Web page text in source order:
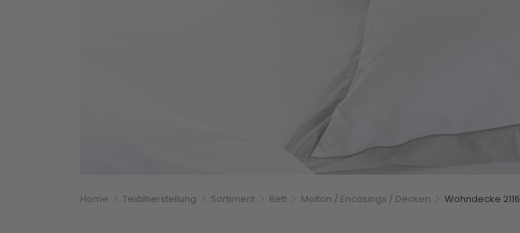
Breadcrumbnavigation
Sie befinden sich hier:
Home Textilherstellung Sortiment Bett Molton / Encasings / Decken Wohndecke